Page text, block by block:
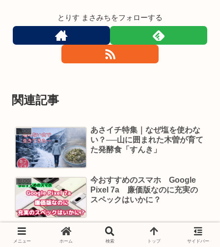
とりす まさみちをフォローする
関連記事
BLOG
あさイチ特集｜なぜ塩を使わな
い？──山に囲まれた木曽が育て
た発酵食「すんき」
BLOG
今おすすめのスマホ Google
Pixel 7a 廉価版なのに充実の
スペックはいかに？
BLOG
40年越しの夢はなぜ故郷で叶っ
たのか？開聞岳を望む古民家料
メニュー ホーム 検索 トップ サイドバー